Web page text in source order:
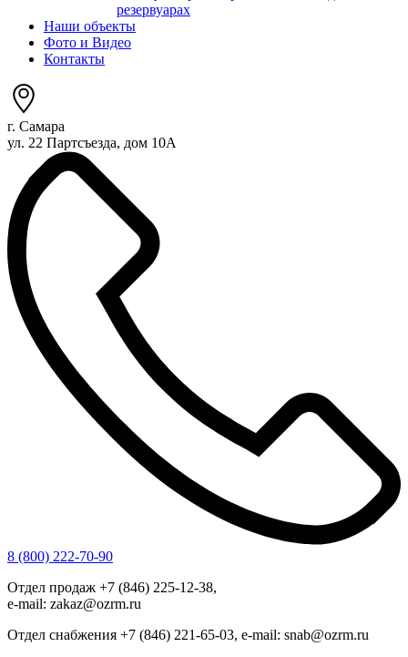
резервуарах
Наши объекты
Фото и Видео
Контакты
г. Самара
ул. 22 Партсъезда, дом 10А
8 (800) 222-70-90
Отдел продаж +7 (846) 225-12-38,
e-mail: zakaz@ozrm.ru
Отдел снабжения +7 (846) 221-65-03, e-mail: snab@ozrm.ru